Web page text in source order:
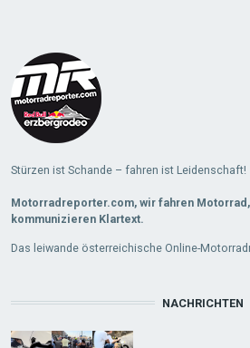
Stürzen ist Schande – fahren ist Leidenschaft!
Motorradreporter.com, wir fahren
kommunizieren Klartext.
Das leiwande österreichische Online-
NACHRICHTEN